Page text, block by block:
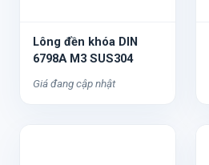
Lông đền khóa DIN
6798A M3 SUS304
Giá đang cập nhật